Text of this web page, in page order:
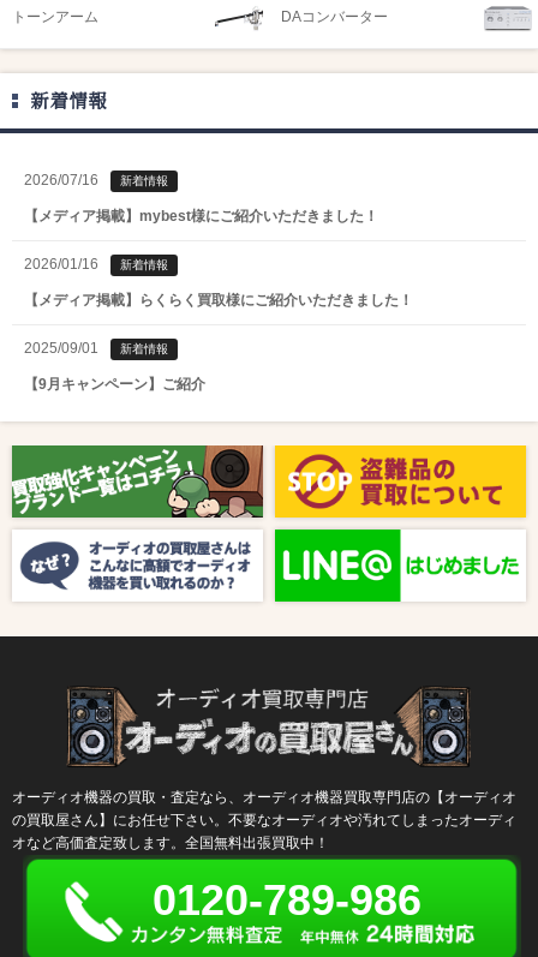
トーンアーム DAコンバーター
新着情報
2026/07/16 新着情報
【メディア掲載】mybest様にご紹介いただきました！
2026/01/16 新着情報
【メディア掲載】らくらく買取様にご紹介いただきました！
2025/09/01 新着情報
【9月キャンペーン】ご紹介
【8月キャンペーン】ご紹介
2024/10/04 新着情報
【ラジオ番組放送のお知らせ】
オーディオ機器の買取・査定なら、オーディオ機器買取専門店の【オーディオ
の買取屋さん】にお任せ下さい。不要なオーディオや汚れてしまったオーディ
オなど高価査定致します。全国無料出張買取中！
0120-789-986